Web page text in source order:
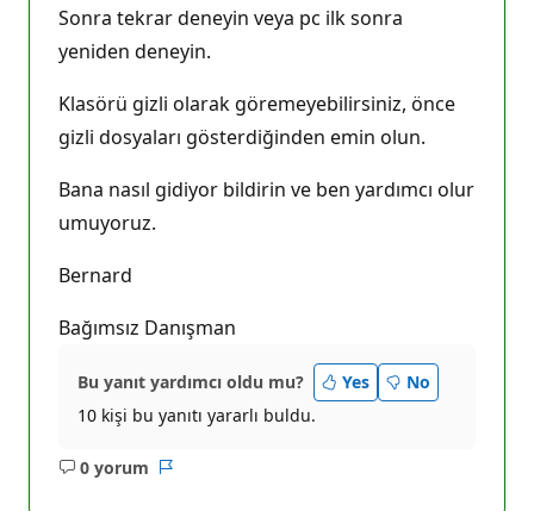
Sonra tekrar deneyin veya pc ilk sonra
yeniden deneyin.
Klasörü gizli olarak göremeyebilirsiniz, önce
gizli dosyaları gösterdiğinden emin olun.
Bana nasıl gidiyor bildirin ve ben yardımcı olur
umuyoruz.
Bernard
Bağımsız Danışman
Bu yanıt yardımcı oldu mu? Yes
No
10 kişi bu yanıtı yararlı buldu.
0 yorum
Açıklama